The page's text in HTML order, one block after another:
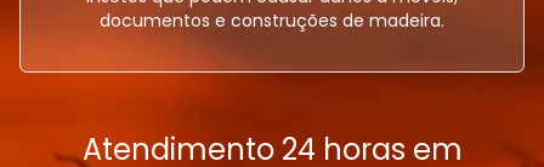
documentos e construções de madeira.
Atendimento 24 horas em